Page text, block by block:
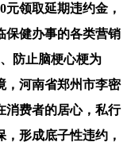
领取延期违约金，
保健办事的各类营销
防止脑梗心梗为
，河南省郑州市李密
消费者的居心，私行
形成底子性违约，